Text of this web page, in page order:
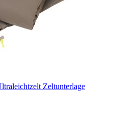
Zeltunterlage